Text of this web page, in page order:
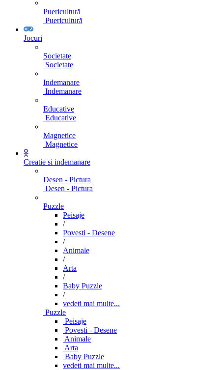
Puericultură
Puericultură
Jocuri
Societate
Societate
Indemanare
Indemanare
Educative
Educative
Magnetice
Magnetice
Creatie si indemanare
Desen - Pictura
Desen - Pictura
Puzzle
Peisaje
/
Povesti - Desene
/
Animale
/
Arta
/
Baby Puzzle
/
vedeti mai multe...
Puzzle
Peisaje
Povesti - Desene
Animale
Arta
Baby Puzzle
vedeti mai multe...